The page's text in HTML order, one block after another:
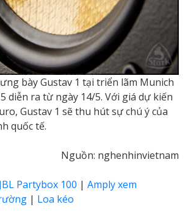
bày Gustav 1 tại triển lãm Munich
diễn ra từ ngày 14/5. Với giá dự kiến
Gustav 1 sẽ thu hút sự chú ý của
quốc tế.
Nguồn: nghenhinvietnam
Partybox 100 | Amply xem
| Loa kéo